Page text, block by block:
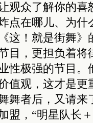
观众了解你的喜
点在哪儿、为
这！就是街舞》
目，更担负着将
性极强的节目。
值观，这才是更
者后，又请来
盟，“明星队长